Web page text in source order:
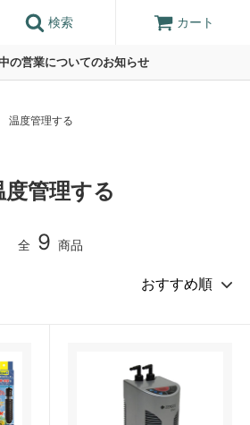
の営業についてのお知らせ
検索 カート
温度管理する
度管理する
全 9 商品